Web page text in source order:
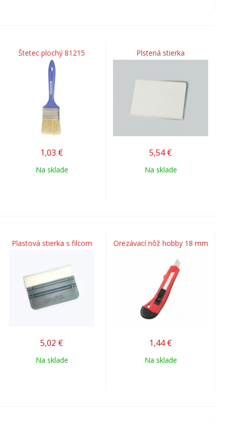
Štetec plochý 81215
1,03 €
Na sklade
Plstená stierka
5,54 €
Na sklade
Plastová stierka s filcom
5,02 €
Na sklade
Orezávací nôž hobby 18 mm
1,44 €
Na sklade